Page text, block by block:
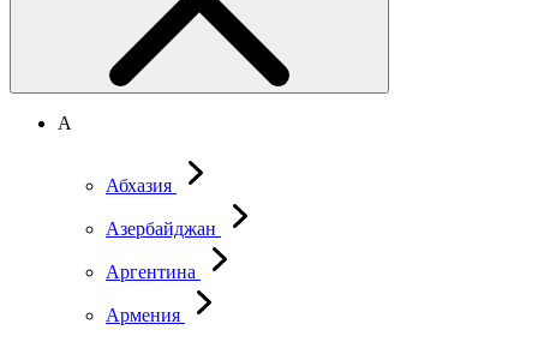
А
Абхазия
Азербайджан
Аргентина
Армения